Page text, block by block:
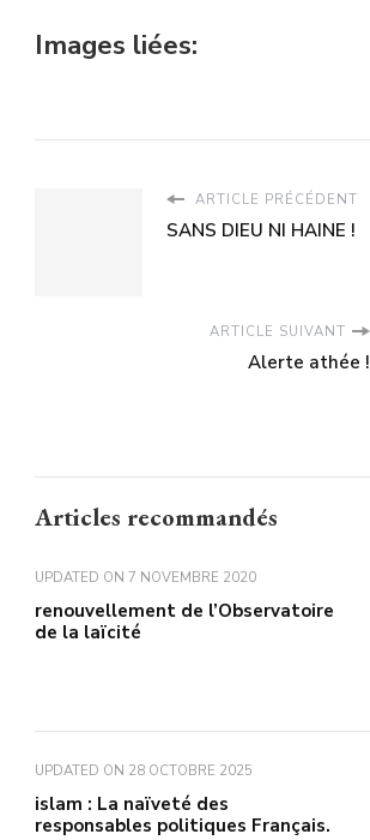
Images liées:
ARTICLE PRÉCÉDENT
SANS DIEU NI HAINE !
ARTICLE SUIVANT
Alerte athée !
Articles recommandés
UPDATED ON 7 NOVEMBRE 2020
renouvellement de l’Observatoire
de la laïcité
UPDATED ON 28 OCTOBRE 2025
islam : La naïveté des
responsables politiques Français.